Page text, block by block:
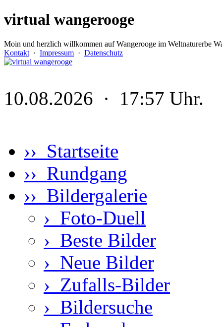
virtual wangerooge
Moin und herzlich willkommen auf Wangerooge im Weltnaturerbe
Kontakt · Impressum · Datenschutz
10.08.2026 · 17:57 Uhr.
›› Startseite
›› Rundgang
›› Bildergalerie
› Foto-Duell
› Beste Bilder
› Neue Bilder
› Zufalls-Bilder
› Bildersuche